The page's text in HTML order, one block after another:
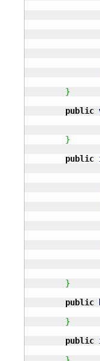
}
public
}
public
}
public
}
public